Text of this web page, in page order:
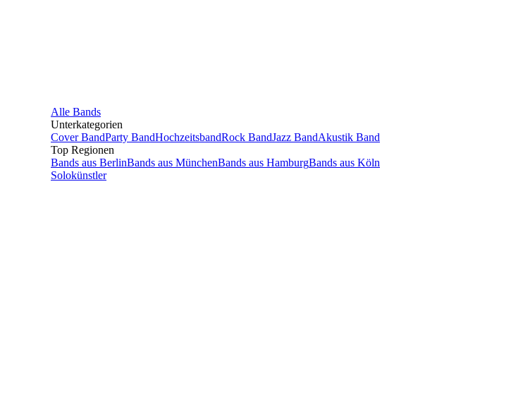
Alle Bands
Unterkategorien
Cover BandParty BandHochzeitsbandRock BandJazz BandAkustik Band
Top Regionen
Bands aus BerlinBands aus MünchenBands aus HamburgBands aus Köln
Solokünstler